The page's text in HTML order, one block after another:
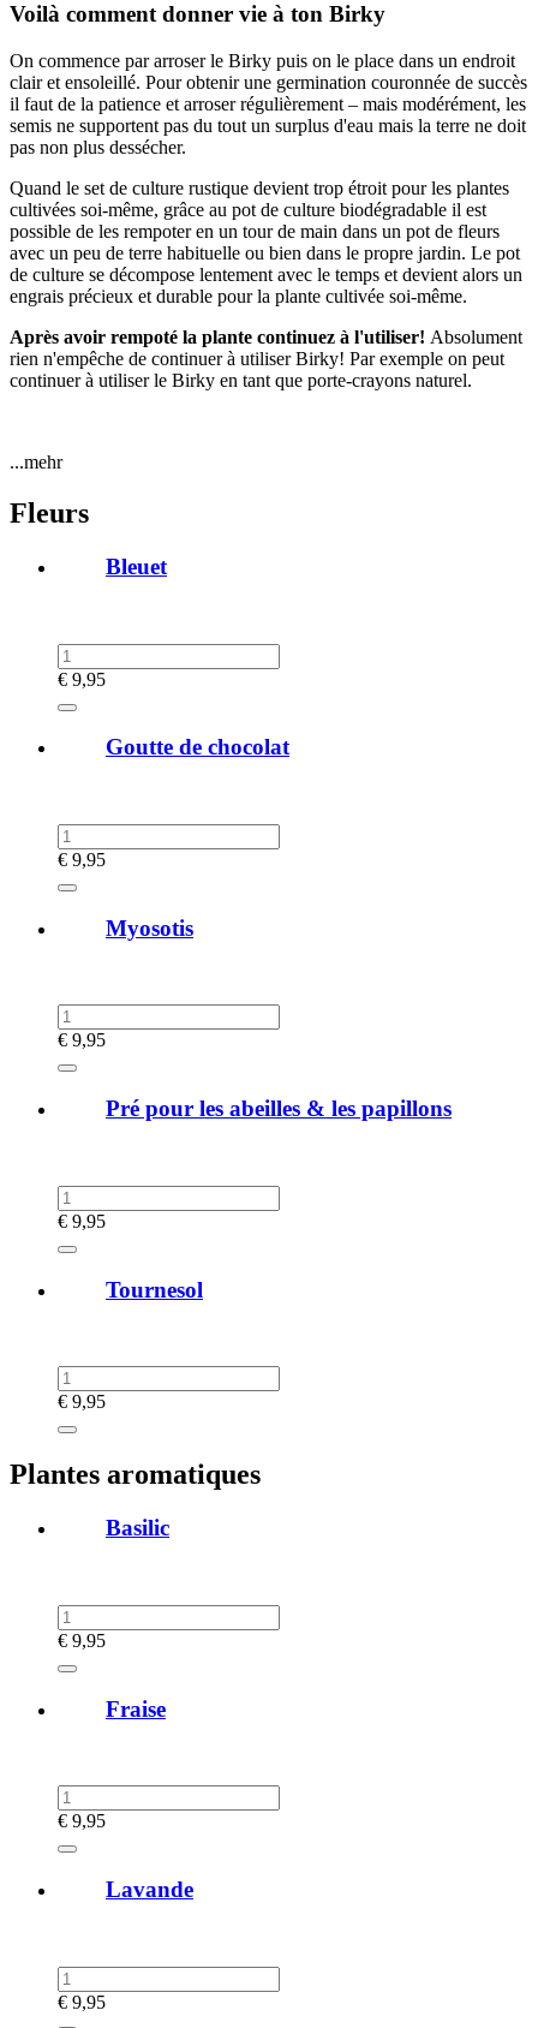
Voilà comment donner vie à ton Birky
On commence par arroser le Birky puis on le place dans un endroit
clair et ensoleillé. Pour obtenir une germination couronnée de succès
il faut de la patience et arroser régulièrement – mais modérément, les
semis ne supportent pas du tout un surplus d'eau mais la terre ne doit
pas non plus dessécher.
Quand le set de culture rustique devient trop étroit pour les plantes
cultivées soi-même, grâce au pot de culture biodégradable il est
possible de les rempoter en un tour de main dans un pot de fleurs
avec un peu de terre habituelle ou bien dans le propre jardin. Le pot
de culture se décompose lentement avec le temps et devient alors un
engrais précieux et durable pour la plante cultivée soi-même.
Après avoir rempoté la plante continuez à l'utiliser! Absolument
rien n'empêche de continuer à utiliser Birky! Par exemple on peut
continuer à utiliser le Birky en tant que porte-crayons naturel.
...mehr
Fleurs
Bleuet
€ 9,95
Goutte de chocolat
€ 9,95
Myosotis
€ 9,95
Pré pour les abeilles & les papillons
€ 9,95
Tournesol
€ 9,95
Plantes aromatiques
Basilic
€ 9,95
Fraise
€ 9,95
Lavande
€ 9,95